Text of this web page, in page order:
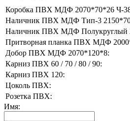
Коробка ПВХ МДФ 2070*70*26 Ч-
Наличник ПВХ МДФ Тип-3
Наличник ПВХ МДФ Полукруглый
Притворная планка ПВХ МДФ
Добор ПВХ МДФ 2070*120*8:
Карниз ПВХ 60 / 70 / 80 / 90:
Карниз ПВХ 120:
Цоколь ПВХ:
Розетка ПВХ:
Имя: